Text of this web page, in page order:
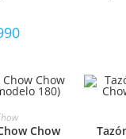
OPCIONES
Chow